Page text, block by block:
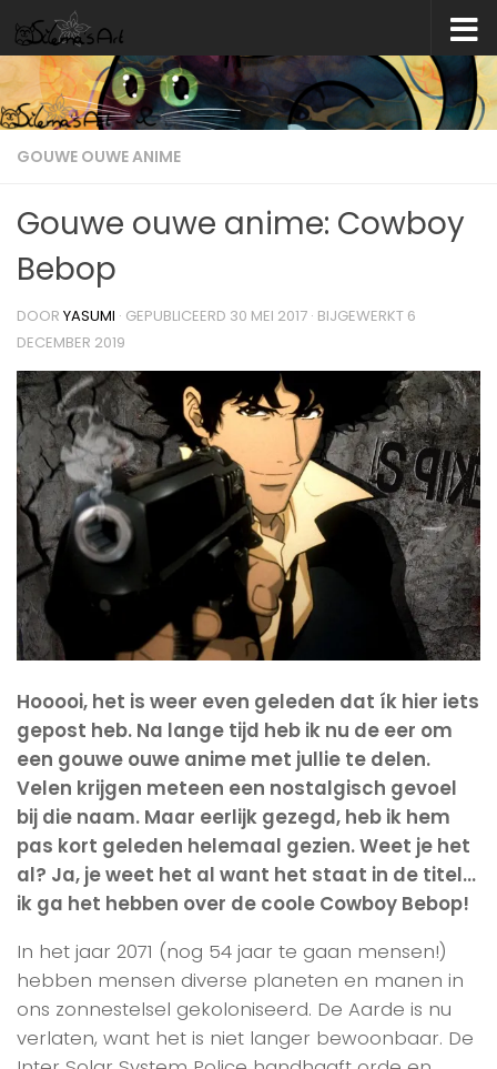
Skip to content
GOUWE OUWE ANIME
Gouwe ouwe anime: Cowboy
Bebop
DOOR YASUMI · GEPUBLICEERD 30 MEI 2017 · BIJGEWERKT 6
DECEMBER 2019
Hooooi, het is weer even geleden dat ík hier iets
gepost heb. Na lange tijd heb ik nu de eer om
een gouwe ouwe anime met jullie te delen.
Velen krijgen meteen een nostalgisch gevoel
bij die naam. Maar eerlijk gezegd, heb ik hem
pas kort geleden helemaal gezien. Weet je het
al? Ja, je weet het al want het staat in de titel…
ik ga het hebben over de coole Cowboy Bebop!
In het jaar 2071 (nog 54 jaar te gaan mensen!)
hebben mensen diverse planeten en manen in
ons zonnestelsel gekoloniseerd. De Aarde is nu
verlaten, want het is niet langer bewoonbaar. De